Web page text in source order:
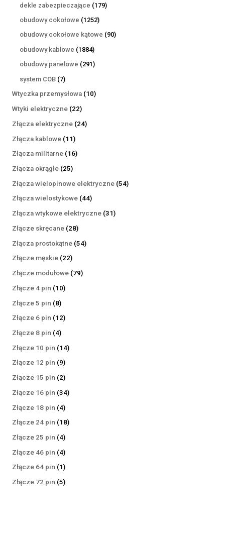
produktów
dekle zabezpieczające 179179
obudowy cokołowe 12521252
produkty
obudowy cokołowe kątowe 9090
obudowy kablowe 18841884
produkty
obudowy panelowe 291291
system COB 77
produktów
Wtyczka przemysłowa 1010
Wtyki elektryczne 2222
produkty
Złącza elektryczne 2424
Złącza kablowe 1111
produktów
Złącza militarne 1616
Złącza okrągłe 2525
produktów
Złącza wielopinowe elektryczne 5454
Złącza wielostykowe 4444
produkty
Złącza wtykowe elektryczne 3131
Złącze skręcane 2828
produktów
Złącza prostokątne 5454
Złącze męskie 2222
produkty
Złącze modułowe 7979
Złącze 4 pin 1010
Złącze 5 pin 88
produktów
Złącze 6 pin 1212
Złącze 8 pin 44
produkty
Złącze 10 pin 1414
Złącze 12 pin 99
produktów
Złącze 15 pin 22
produkty
Złącze 16 pin 3434
Złącze 18 pin 44
produkty
Złącze 24 pin 1818
Złącze 25 pin 44
produkty
Złącze 46 pin 44
produkty
Złącze 64 pin 11
produkt
Złącze 72 pin 55